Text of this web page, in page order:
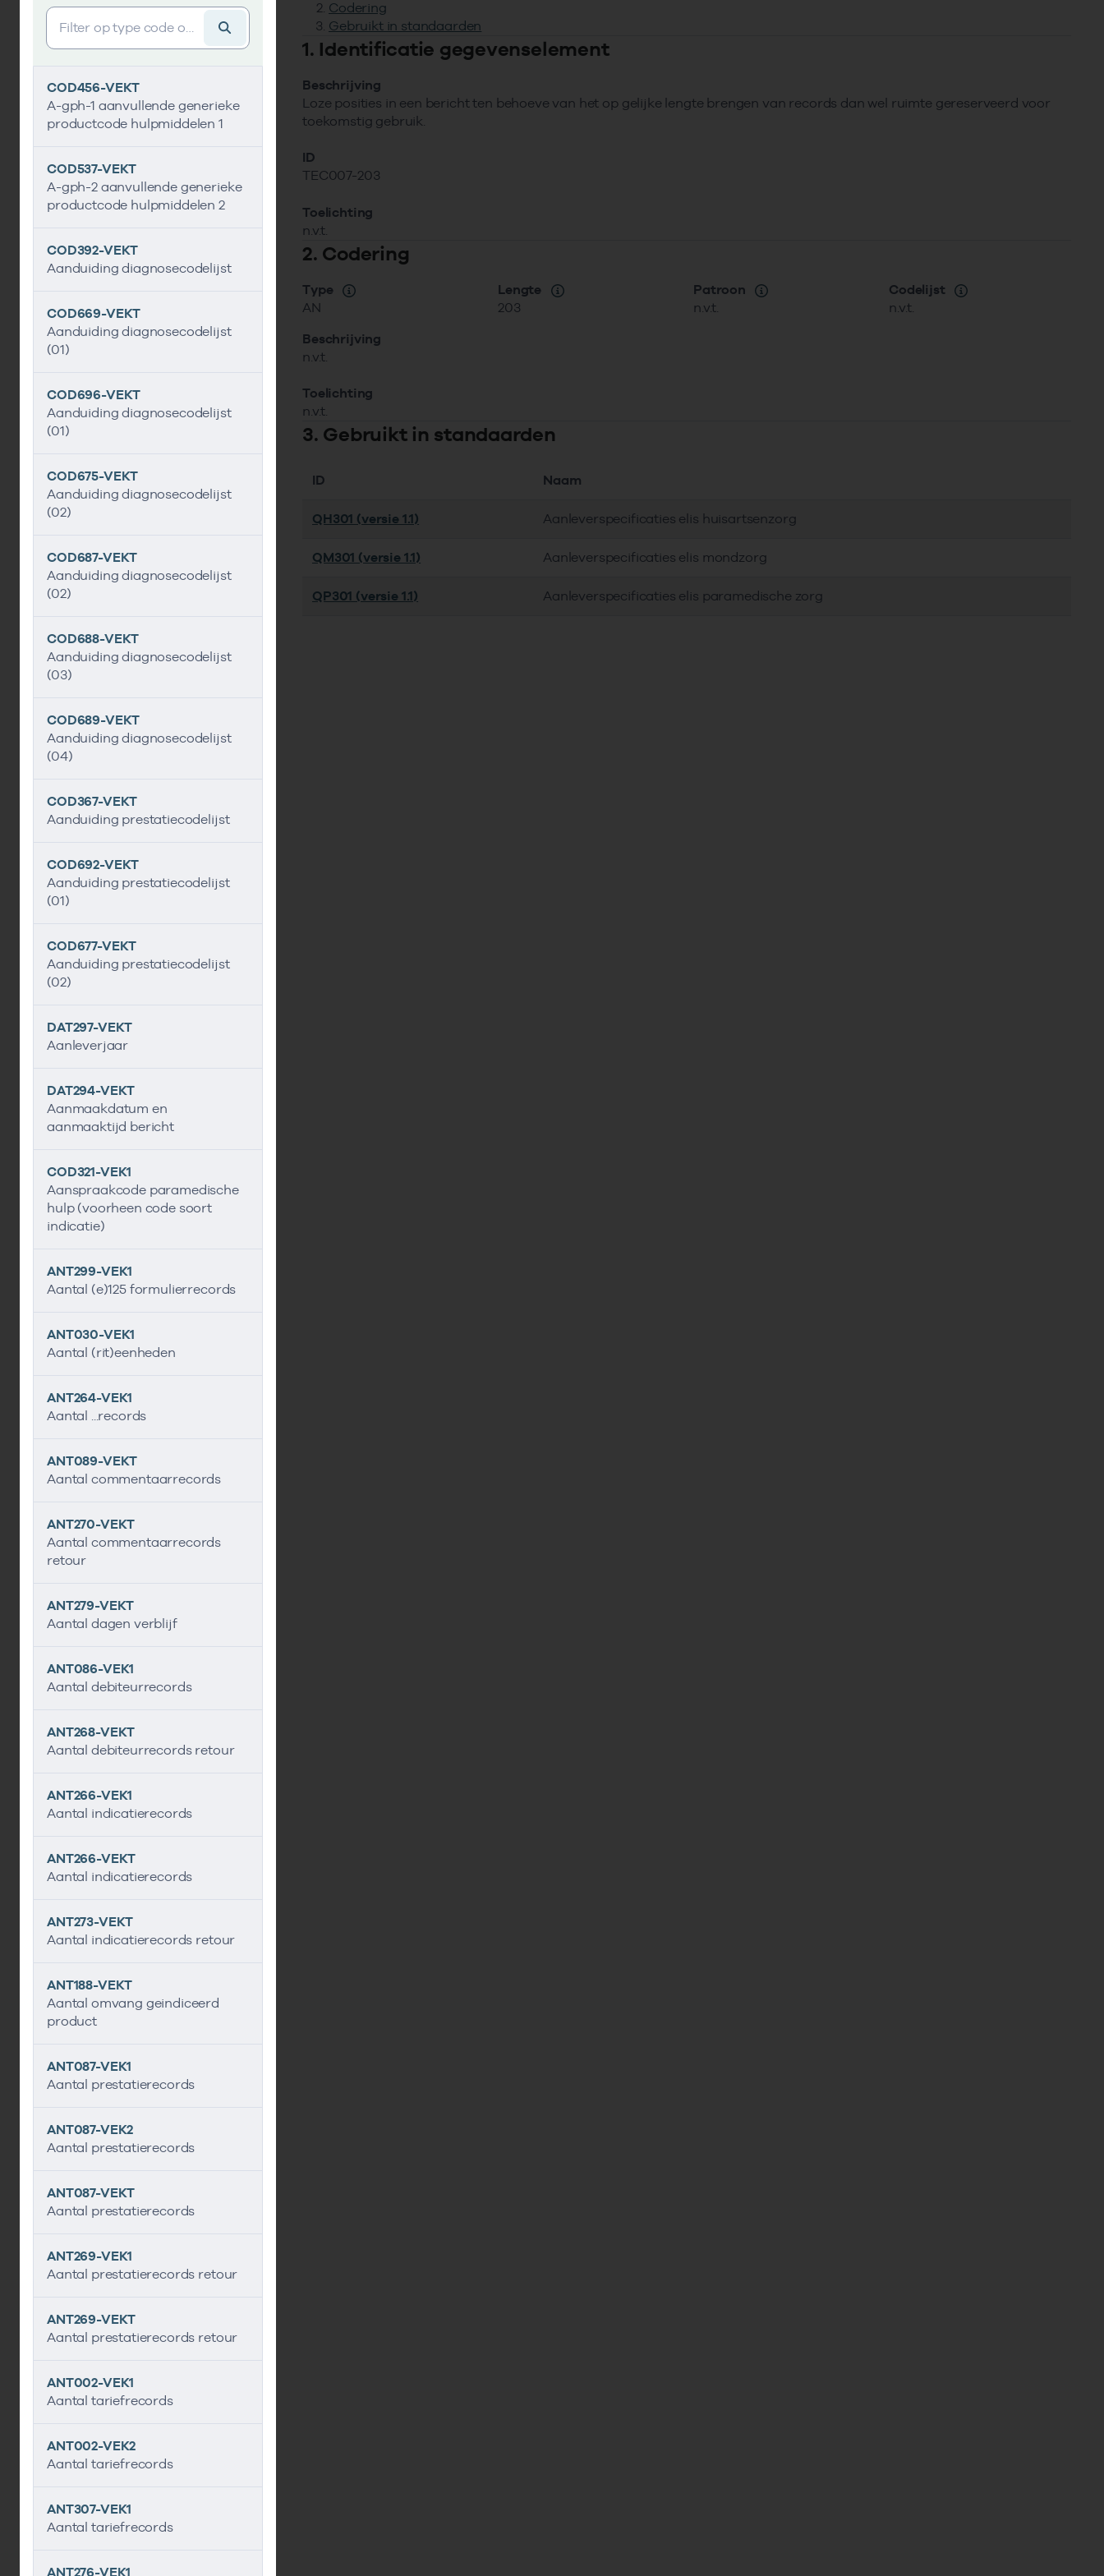
Vind gegevens&shy;element
COD456-VEKT
A-gph-1 aanvullende generieke
productcode hulpmiddelen 1
COD537-VEKT
A-gph-2 aanvullende generieke
productcode hulpmiddelen 2
COD392-VEKT
Aanduiding diagnosecodelijst
COD669-VEKT
Aanduiding diagnosecodelijst
(01)
COD696-VEKT
Aanduiding diagnosecodelijst
(01)
COD675-VEKT
Aanduiding diagnosecodelijst
(02)
COD687-VEKT
Aanduiding diagnosecodelijst
(02)
COD688-VEKT
Aanduiding diagnosecodelijst
(03)
COD689-VEKT
Aanduiding diagnosecodelijst
(04)
COD367-VEKT
Aanduiding prestatiecodelijst
COD692-VEKT
Aanduiding prestatiecodelijst
(01)
COD677-VEKT
Aanduiding prestatiecodelijst
(02)
DAT297-VEKT
Aanleverjaar
DAT294-VEKT
Aanmaakdatum en
aanmaaktijd bericht
COD321-VEK1
Aanspraakcode paramedische
hulp (voorheen code soort
indicatie)
ANT299-VEK1
Aantal (e)125 formulierrecords
ANT030-VEK1
Aantal (rit)eenheden
ANT264-VEK1
Aantal ...records
ANT089-VEKT
Aantal commentaarrecords
ANT270-VEKT
Aantal commentaarrecords
retour
ANT279-VEKT
Aantal dagen verblijf
ANT086-VEK1
Aantal debiteurrecords
ANT268-VEKT
Aantal debiteurrecords retour
ANT266-VEK1
Aantal indicatierecords
ANT266-VEKT
Aantal indicatierecords
ANT273-VEKT
Aantal indicatierecords retour
ANT188-VEKT
Aantal omvang geindiceerd
product
ANT087-VEK1
Aantal prestatierecords
ANT087-VEK2
Aantal prestatierecords
ANT087-VEKT
Aantal prestatierecords
ANT269-VEK1
Aantal prestatierecords retour
ANT269-VEKT
Aantal prestatierecords retour
ANT002-VEK1
Aantal tariefrecords
ANT002-VEK2
Aantal tariefrecords
ANT307-VEK1
Aantal tariefrecords
ANT276-VEK1
Codering
Gebruikt in standaarden
1. Identificatie gegevenselement
Beschrijving
Loze posities in een bericht ten behoeve van het op gelijke lengte brengen van records dan wel ruimte gereserveerd voor
toekomstig gebruik.
ID
TEC007-203
Toelichting
n.v.t.
2. Codering
Type
AN
Lengte
203
Patroon
n.v.t.
Codelijst
n.v.t.
Beschrijving
n.v.t.
Toelichting
n.v.t.
3. Gebruikt in standaarden
ID Naam
QH301 (versie 1.1) Aanleverspecificaties elis huisartsenzorg
QM301 (versie 1.1) Aanleverspecificaties elis mondzorg
QP301 (versie 1.1) Aanleverspecificaties elis paramedische zorg